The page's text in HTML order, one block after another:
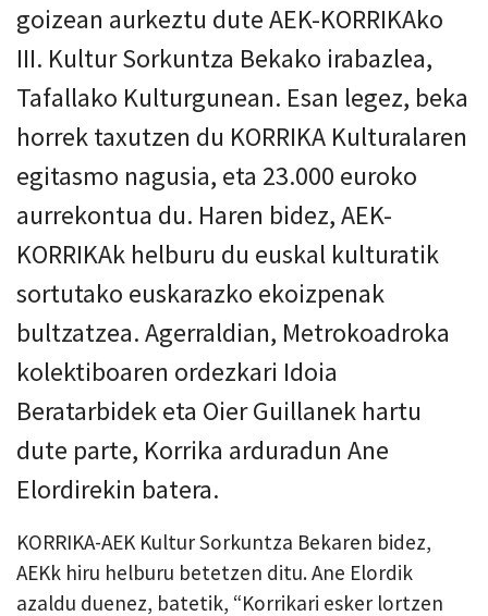
goizean aurkeztu dute AEK-KORRIKAko
III. Kultur Sorkuntza Bekako irabazlea,
Tafallako Kulturgunean. Esan legez, beka
horrek taxutzen du KORRIKA Kulturalaren
egitasmo nagusia, eta 23.000 euroko
aurrekontua du. Haren bidez, AEK-
KORRIKAk helburu du euskal kulturatik
sortutako euskarazko ekoizpenak
bultzatzea. Agerraldian, Metrokoadroka
kolektiboaren ordezkari Idoia
Beratarbidek eta Oier Guillanek hartu
dute parte, Korrika arduradun Ane
Elordirekin batera.
KORRIKA-AEK Kultur Sorkuntza Bekaren bidez,
AEKk hiru helburu betetzen ditu. Ane Elordik
azaldu duenez, batetik, “Korrikari esker lortzen